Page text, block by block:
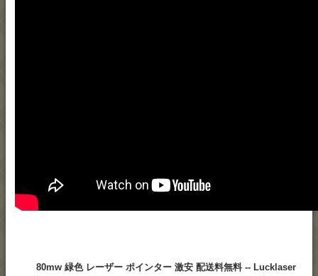
80mw 緑色 レーザー ポインター 激安 配送料無料 -- Lucklaser